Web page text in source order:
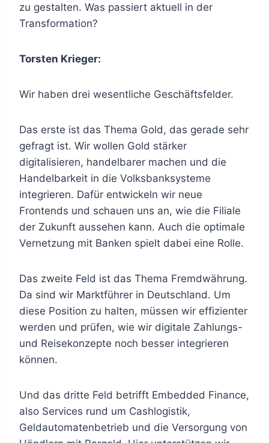
zu gestalten. Was passiert aktuell in der
Transformation?
Torsten Krieger:
Wir haben drei wesentliche Geschäftsfelder.
Das erste ist das Thema Gold, das gerade sehr
gefragt ist. Wir wollen Gold stärker
digitalisieren, handelbarer machen und die
Handelbarkeit in die Volksbanksysteme
integrieren. Dafür entwickeln wir neue
Frontends und schauen uns an, wie die Filiale
der Zukunft aussehen kann. Auch die optimale
Vernetzung mit Banken spielt dabei eine Rolle.
Das zweite Feld ist das Thema Fremdwährung.
Da sind wir Marktführer in Deutschland. Um
diese Position zu halten, müssen wir effizienter
werden und prüfen, wie wir digitale Zahlungs-
und Reisekonzepte noch besser integrieren
können.
Und das dritte Feld betrifft Embedded Finance,
also Services rund um Cashlogistik,
Geldautomatenbetrieb und die Versorgung von